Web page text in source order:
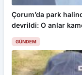
Kıbrıs Gazisi Hasan
Çorum’da park
devrildi: O anlar
GÜNDEM